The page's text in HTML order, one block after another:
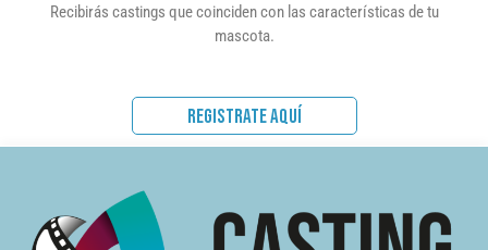
Recibirás castings que coinciden con las características de tu
mascota.
REGISTRATE AQUÍ